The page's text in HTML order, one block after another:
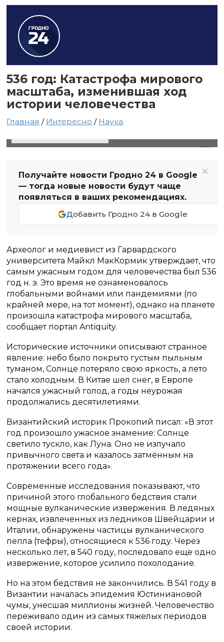
536 год: Катастрофа мирового
масштаба, изменившая ход
истории человечества
Главная / Интересно / Наука
Получайте новости Гродно 24 в Google
— тогда новые новости будут чаще
появляться в ваших рекомендациях.
Добавить Гродно 24 в Google
Археолог и медиевист из Гарвардского
университета Майкл МакКормик утверждает, что
самым ужасным годом для человечества был 536
год н. э. Это время не ознаменовалось
глобальными войнами или пандемиями (по
крайней мере, на тот момент), однако на планете
произошла катастрофа мирового масштаба,
сообщает портал Antiquity.
Исторические источники описывают странное
явление: небо было покрыто густым пыльным
туманом, Солнце потеряло свою яркость, а лето
стало холодным. В Китае шел снег, в Европе
начался ужасный голод, а годы неурожая
продолжались десятилетиями.
Византийский историк Прокопий писал: «В этот
год произошло ужасное знамение: Солнце
светило тускло, как Луна. Оно не излучало
привычного света и казалось затмённым на
протяжении всего года».
Современные исследования показывают, что
причиной этого глобального бедствия стали
мощные вулканические извержения. В ледяных
кернах, извлеченных из ледников Швейцарии и
Италии, обнаружены частицы вулканического
пепла (тефры), относящиеся к 536 году. Через
несколько лет, в 540 году, последовало еще одно
извержение, которое усилило похолодание.
Но на этом бедствия не закончились. В 541 году в
Византии началась эпидемия Юстиниановой
чумы, унесшая миллионы жизней. Человечество
переживало один из самых тяжелых периодов
своей истории.